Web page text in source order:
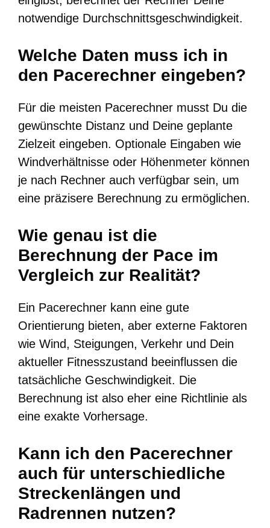
notwendige Durchschnittsgeschwindigkeit.
Welche Daten muss ich in
den Pacerechner eingeben?
Für die meisten Pacerechner musst Du die
gewünschte Distanz und Deine geplante
Zielzeit eingeben. Optionale Eingaben wie
Windverhältnisse oder Höhenmeter können
je nach Rechner auch verfügbar sein, um
eine präzisere Berechnung zu ermöglichen.
Wie genau ist die
Berechnung der Pace im
Vergleich zur Realität?
Ein Pacerechner kann eine gute
Orientierung bieten, aber externe Faktoren
wie Wind, Steigungen, Verkehr und Dein
aktueller Fitnesszustand beeinflussen die
tatsächliche Geschwindigkeit. Die
Berechnung ist also eher eine Richtlinie als
eine exakte Vorhersage.
Kann ich den Pacerechner
auch für unterschiedliche
Streckenlängen und
Radrennen nutzen?